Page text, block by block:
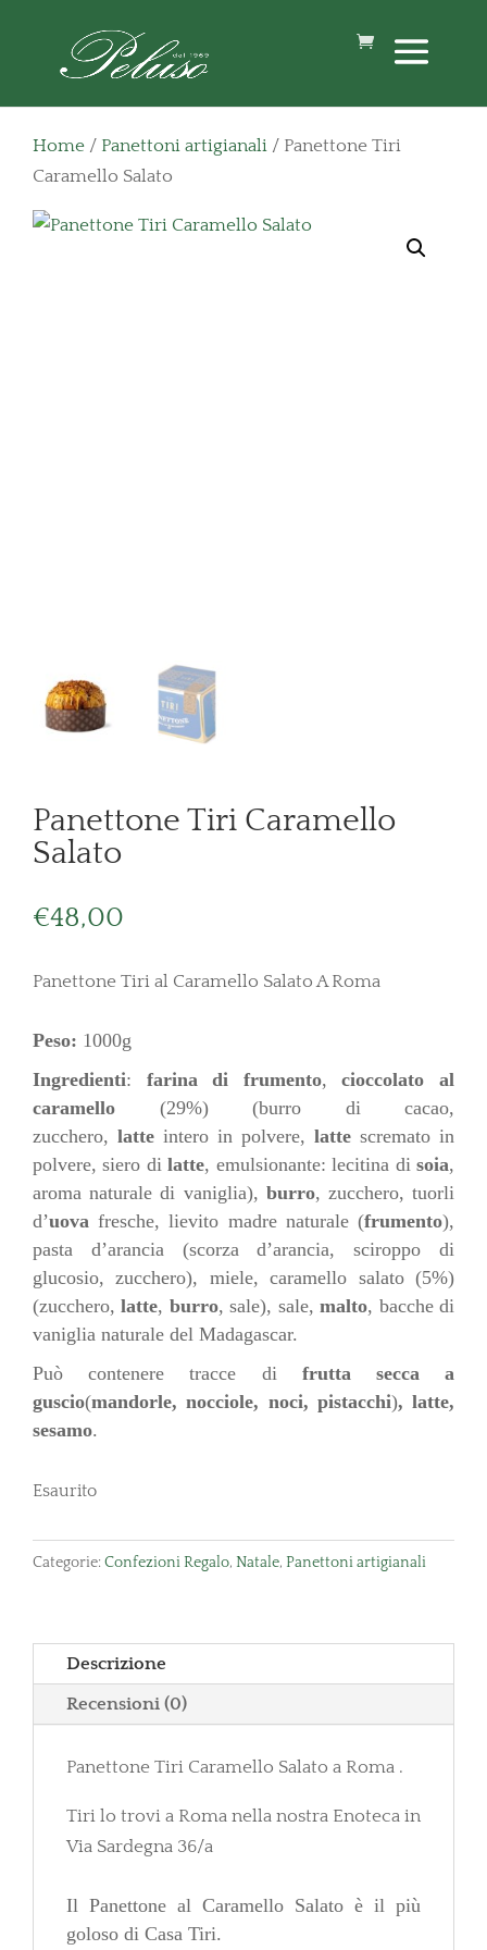
Home / Panettoni artigianali / Panettone Tiri
Caramello Salato
Panettone Tiri Caramello
Salato
€48,00
Panettone Tiri al Caramello Salato A Roma
Peso: 1000g
Ingredienti: farina di frumento,
cioccolato al
caramello
(29%) (burro di cacao,
zucchero, latte intero in polvere, latte scremato in
polvere, siero di latte, emulsionante: lecitina di soia,
aroma naturale di vaniglia), burro, zucchero, tuorli
d’uova fresche, lievito madre naturale (frumento),
pasta d’arancia (scorza d’arancia, sciroppo di
glucosio, zucchero), miele, caramello salato (5%)
(zucchero, latte, burro, sale), sale, malto, bacche di
vaniglia naturale del Madagascar.
Può contenere tracce di
frutta secca a
guscio(mandorle, nocciole, noci, pistacchi), latte,
sesamo.
Esaurito
Categorie: Confezioni Regalo, Natale, Panettoni artigianali
Descrizione
Recensioni (0)
Panettone Tiri Caramello Salato a Roma .
Tiri lo trovi a Roma nella nostra Enoteca in
Via Sardegna 36/a
Il Panettone al Caramello Salato è il più
goloso di Casa Tiri.